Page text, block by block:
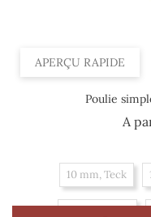
APERÇU RAPIDE
Poulie
A
10 mm, Teck